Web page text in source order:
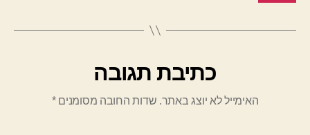
כתיבת תגובה
האימייל לא יוצג באתר. שדות החובה מסומנים*